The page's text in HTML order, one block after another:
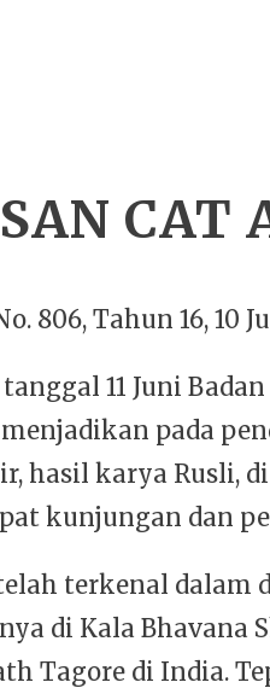
CAT
806, Tahun 16, 10
11 Juni
pada
hasil karya Rusli,
kunjungan dan
terkenal dalam
di Kala Bhavana
Tagore di India.